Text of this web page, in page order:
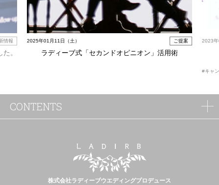
情報
。
2025年01月11日（土） ご提案
ラディーブ式「セカンドオピニオン」活用術
2023
#キャ
株式会社ラディーブウエディングプロデュース
CONTENTS